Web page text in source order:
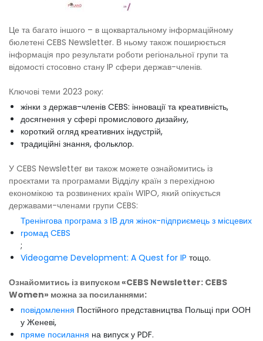
Це та багато іншого – в щоквартальному інформаційному
бюлетені CEBS Newsletter. В ньому також поширюється
інформація про результати роботи регіональної групи та
відомості стосовно стану IP сфери держав-членів.
Ключові теми 2023 року:
жінки з держав-членів CEBS: інновації та креативність,
досягнення у сфері промислового дизайну,
короткий огляд креативних індустрій,
традиційні знання, фольклор.
У CEBS Newsletter ви також можете ознайомитись із
проєктами та програмами Відділу країн з перехідною
економікою та розвинених країн WIPO, який опікується
державами-членами групи CEBS:
Тренінгова програма з ІВ для жінок-підприємець з місцевих
громад CEBS
;
Videogame Development: A Quest for IP тощо.
Ознайомитись із випуском «CEBS Newsletter: CEBS
Women» можна за посиланнями:
повідомлення Постійного представництва Польщі при ООН
у Женеві,
пряме посилання на випуск у PDF.